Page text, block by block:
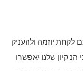
לקחת יוזמה ולהעניק
שלנו יאפשרו